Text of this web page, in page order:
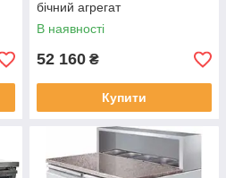
бічний агрегат
В наявності
52 160 ₴
Купити